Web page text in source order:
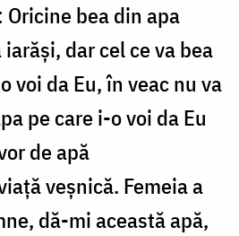
bea din apa
dar cel ce va bea
voi da Eu, în veac nu va
pe care i-o voi da Eu
de apă
veșnică. Femeia a
dă-mi această apă,